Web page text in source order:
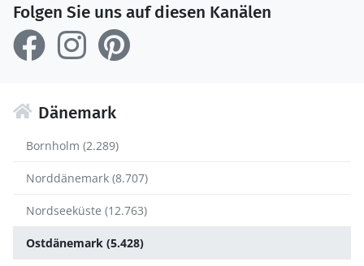
Folgen Sie uns auf diesen Kanälen
Dänemark
Bornholm (2.289)
Norddänemark (8.707)
Nordseeküste (12.763)
Ostdänemark (5.428)